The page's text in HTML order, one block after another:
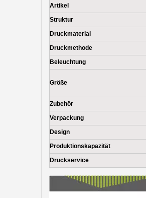
Artikel
Struktur
Druckmaterial
Druckmethode
Beleuchtung
Größe
Zubehör
Verpackung
Design
Produktionskapazität
Druckservice